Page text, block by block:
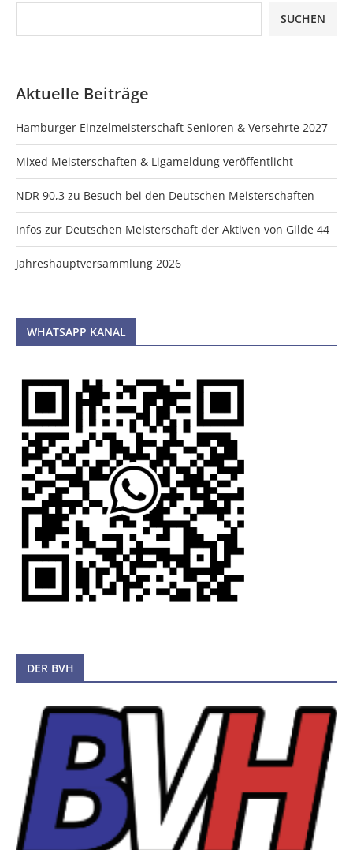
SUCHEN
Aktuelle Beiträge
Hamburger Einzelmeisterschaft Senioren & Versehrte 2027
Mixed Meisterschaften & Ligameldung veröffentlicht
NDR 90,3 zu Besuch bei den Deutschen Meisterschaften
Infos zur Deutschen Meisterschaft der Aktiven von Gilde 44
Jahreshauptversammlung 2026
WHATSAPP KANAL
DER BVH